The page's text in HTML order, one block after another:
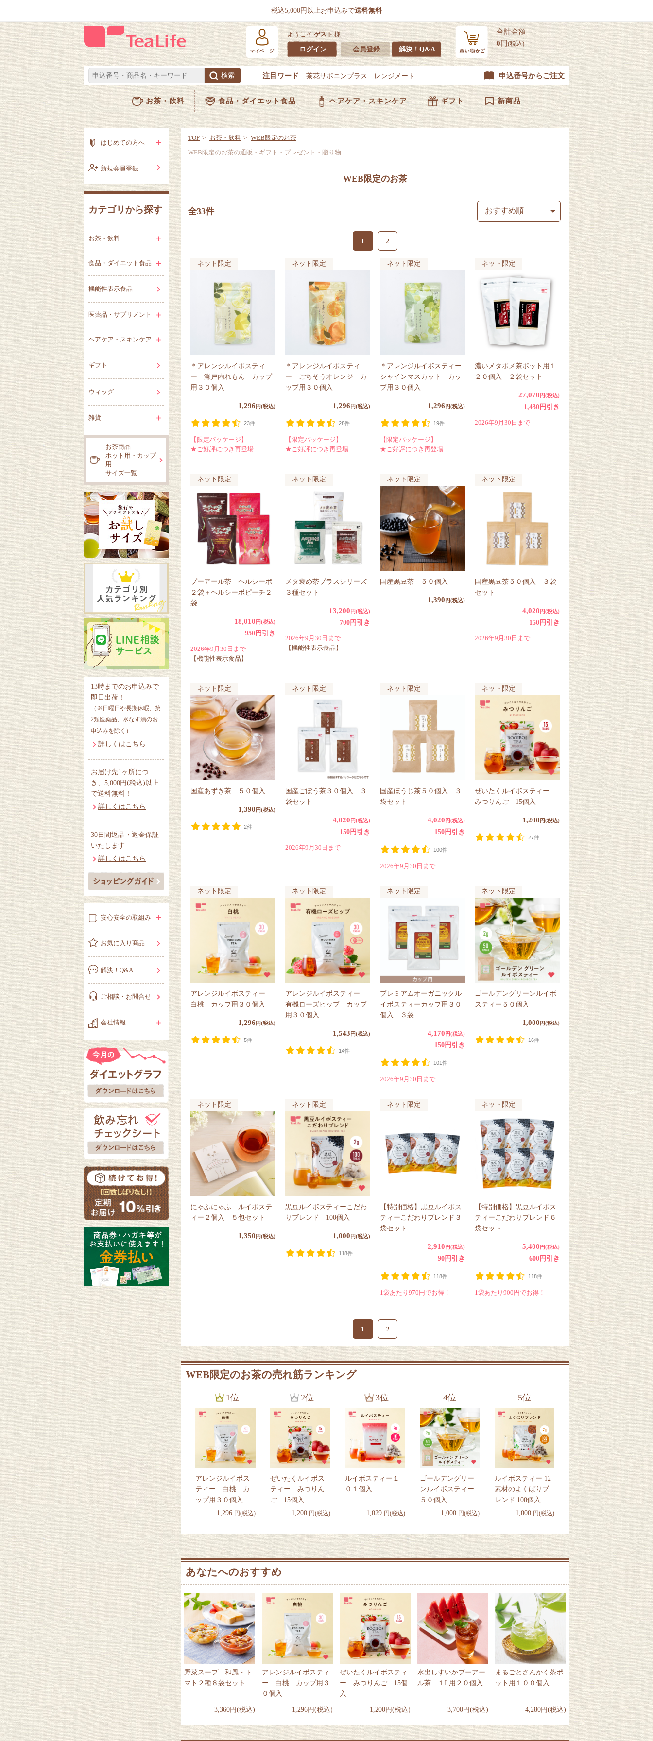
税込5,000円以上お申込みで送料無料
ようこそゲスト 様
ログイン 会員登録 解決！Q&A
合計金額
0円(税込)
申込番号からご注文
お茶・飲料 食品・ダイエット食品 ヘアケア・スキンケア ギフト 新商品
TOP お茶・飲料
WEB限定のお茶
WEB限定のお茶の通販・ギフト・プレゼント・贈り物
WEB限定のお茶
全33件
1 2
ネット限定
＊アレンジルイボスティ
ー 瀬戸内れもん カップ
用３０個入
1,296 円(税込)
23件
【限定パッケージ】
★ご好評につき再登場
ネット限定
＊アレンジルイボスティ
ー ごちそうオレンジ カ
ップ用３０個入
1,296 円(税込)
28件
【限定パッケージ】
★ご好評につき再登場
ネット限定
＊アレンジルイボスティー
シャインマスカット カッ
プ用３０個入
1,296 円(税込)
19件
【限定パッケージ】
★ご好評につき再登場
ネット限定
濃いメタボメ茶ポット用１
２０個入 ２袋セット
27,070 円(税込)
1,430円引き
2026年9月30日まで
ネット限定
プーアール茶 ヘルシーボ
２袋＋ヘルシーボピーチ２
袋
18,010 円(税込)
950円引き
2026年9月30日まで
【機能性表示食品】
ネット限定
メタ褒め茶プラスシリーズ
３種セット
13,200 円(税込)
700円引き
2026年9月30日まで
【機能性表示食品】
ネット限定
国産黒豆茶 ５０個入
1,390 円(税込)
ネット限定
国産黒豆茶５０個入 ３袋
セット
4,020 円(税込)
150円引き
2026年9月30日まで
ネット限定
国産あずき茶 ５０個入
1,390 円(税込)
2件
ネット限定
国産ごぼう茶３０個入 ３
袋セット
4,020 円(税込)
150円引き
2026年9月30日まで
ネット限定
国産ほうじ茶５０個入 ３
袋セット
4,020 円(税込)
150円引き
100件
2026年9月30日まで
ネット限定
ぜいたくルイボスティー
みつりんご 15個入
1,200 円(税込)
27件
ネット限定
アレンジルイボスティー
白桃 カップ用３０個入
1,296 円(税込)
5件
ネット限定
アレンジルイボスティー
有機ローズヒップ カップ
用３０個入
1,543 円(税込)
14件
ネット限定
プレミアムオーガニックル
イボスティーカップ用３０
個入 ３袋
4,170 円(税込)
150円引き
101件
2026年9月30日まで
ネット限定
ゴールデングリーンルイボ
スティー５０個入
1,000 円(税込)
16件
ネット限定
にゃふにゃふ ルイボステ
ィー２個入 ５包セット
1,350 円(税込)
ネット限定
黒豆ルイボスティーこだわ
りブレンド 100個入
1,000 円(税込)
118件
ネット限定
【特別価格】黒豆ルイボス
ティーこだわりブレンド３
袋セット
2,910 円(税込)
90円引き
118件
1袋あたり970円でお得！
ネット限定
【特別価格】黒豆ルイボス
ティーこだわりブレンド６
袋セット
5,400 円(税込)
600円引き
118件
1袋あたり900円でお得！
1 2
WEB限定のお茶の売れ筋ランキング
1位
アレンジルイボス
ティー 白桃 カ
ップ用３０個入
1,296 円(税込)
2位
ぜいたくルイボス
ティー みつりん
ご 15個入
1,200 円(税込)
3位
ルイボスティー１
０１個入
1,029 円(税込)
4位
ゴールデングリー
ンルイボスティー
５０個入
1,000 円(税込)
5位
ルイボスティー 12
素材のよくばりブ
レンド 100個入
1,000 円(税込)
あなたへのおすすめ
野菜スープ 和風・ト
マト２種８袋セット
3,360円(税込)
アレンジルイボスティ
ー 白桃 カップ用３
０個入
1,296円(税込)
ぜいたくルイボスティ
ー みつりんご 15個
入
1,200円(税込)
水出しすいかプーアー
ル茶 １L用２０個入
3,700円(税込)
まるごとさんかく茶ポ
ット用１００個入
4,280円(税込)
はじめての方へ
新規会員登録
カテゴリから探す
お茶・飲料
食品・ダイエット食品
機能性表示食品
医薬品・サプリメント
ヘアケア・スキンケア
ギフト
ウィッグ
雑貨
お茶商品
ポット用・カップ
用
サイズ一覧
13時までのお申込みで
即日出荷！
（※日曜日や長期休暇、第
2類医薬品、水なす漬のお
申込みを除く）
詳しくはこちら
お届け先1ヶ所につ
き、5,000円(税込)以上
で送料無料！
詳しくはこちら
30日間返品・返金保証
いたします
詳しくはこちら
安心安全の取組み
お気に入り商品
解決！Q&A
ご相談・お問合せ
会社情報